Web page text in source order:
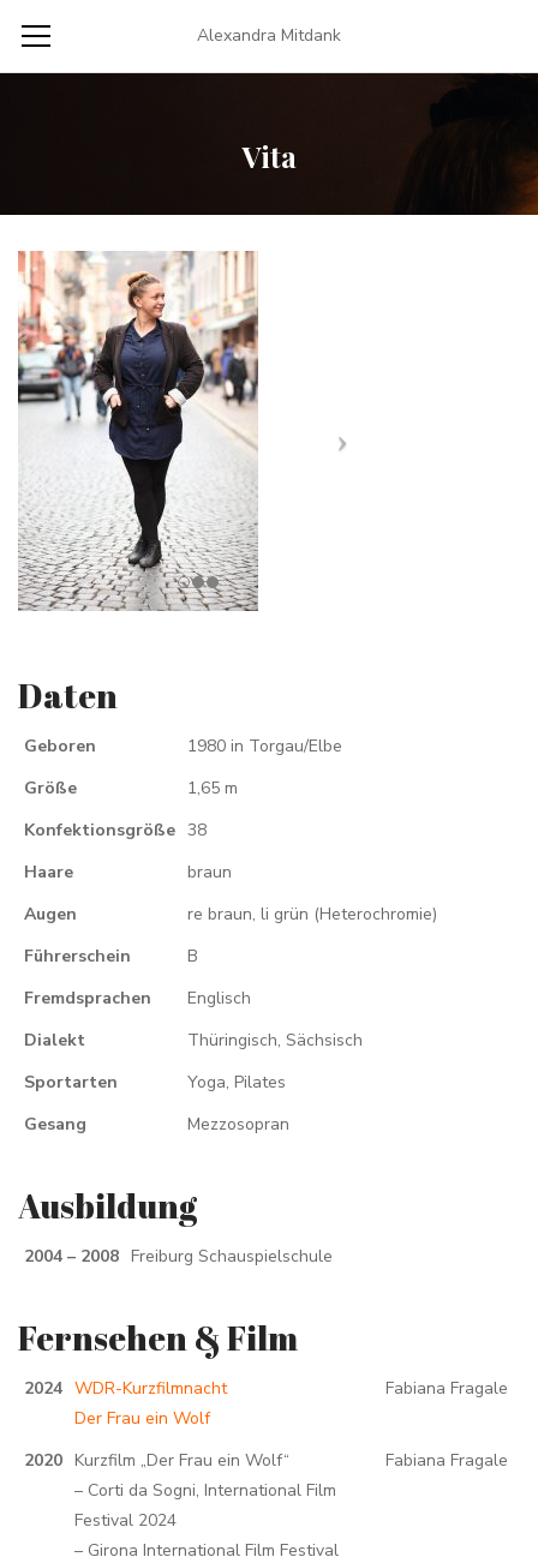
Alexandra Mitdank
Vita
Daten
Geboren
1980 in Torgau/Elbe
Größe
1,65 m
Konfektionsgröße 38
Haare
braun
Augen
re braun, li grün (Heterochromie)
Führerschein
B
Fremdsprachen
Englisch
Dialekt
Thüringisch, Sächsisch
Sportarten
Yoga, Pilates
Gesang
Mezzosopran
Ausbildung
2004 – 2008 Freiburg Schauspielschule
Fernsehen & Film
2024 WDR-Kurzfilmnacht
Der Frau ein Wolf
Fabiana Fragale
2020 Kurzfilm „Der Frau ein Wolf“
– Corti da Sogni, International Film
Festival 2024
– Girona International Film Festival
Fabiana Fragale